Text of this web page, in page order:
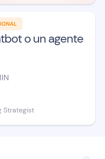
o un agente
Strategist